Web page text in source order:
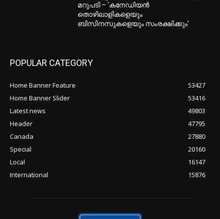
മറുപടി – ‘കനേഡിയൻ
തൊഴിലാളികളെയും
ബിസിനസുകളെയും സംരക്ഷിക്കും’
POPULAR CATEGORY
Home Banner Feature
53427
Home Banner Slider
53416
Latest news
49803
Header
47795
Canada
27880
Special
20160
Local
16147
International
15876